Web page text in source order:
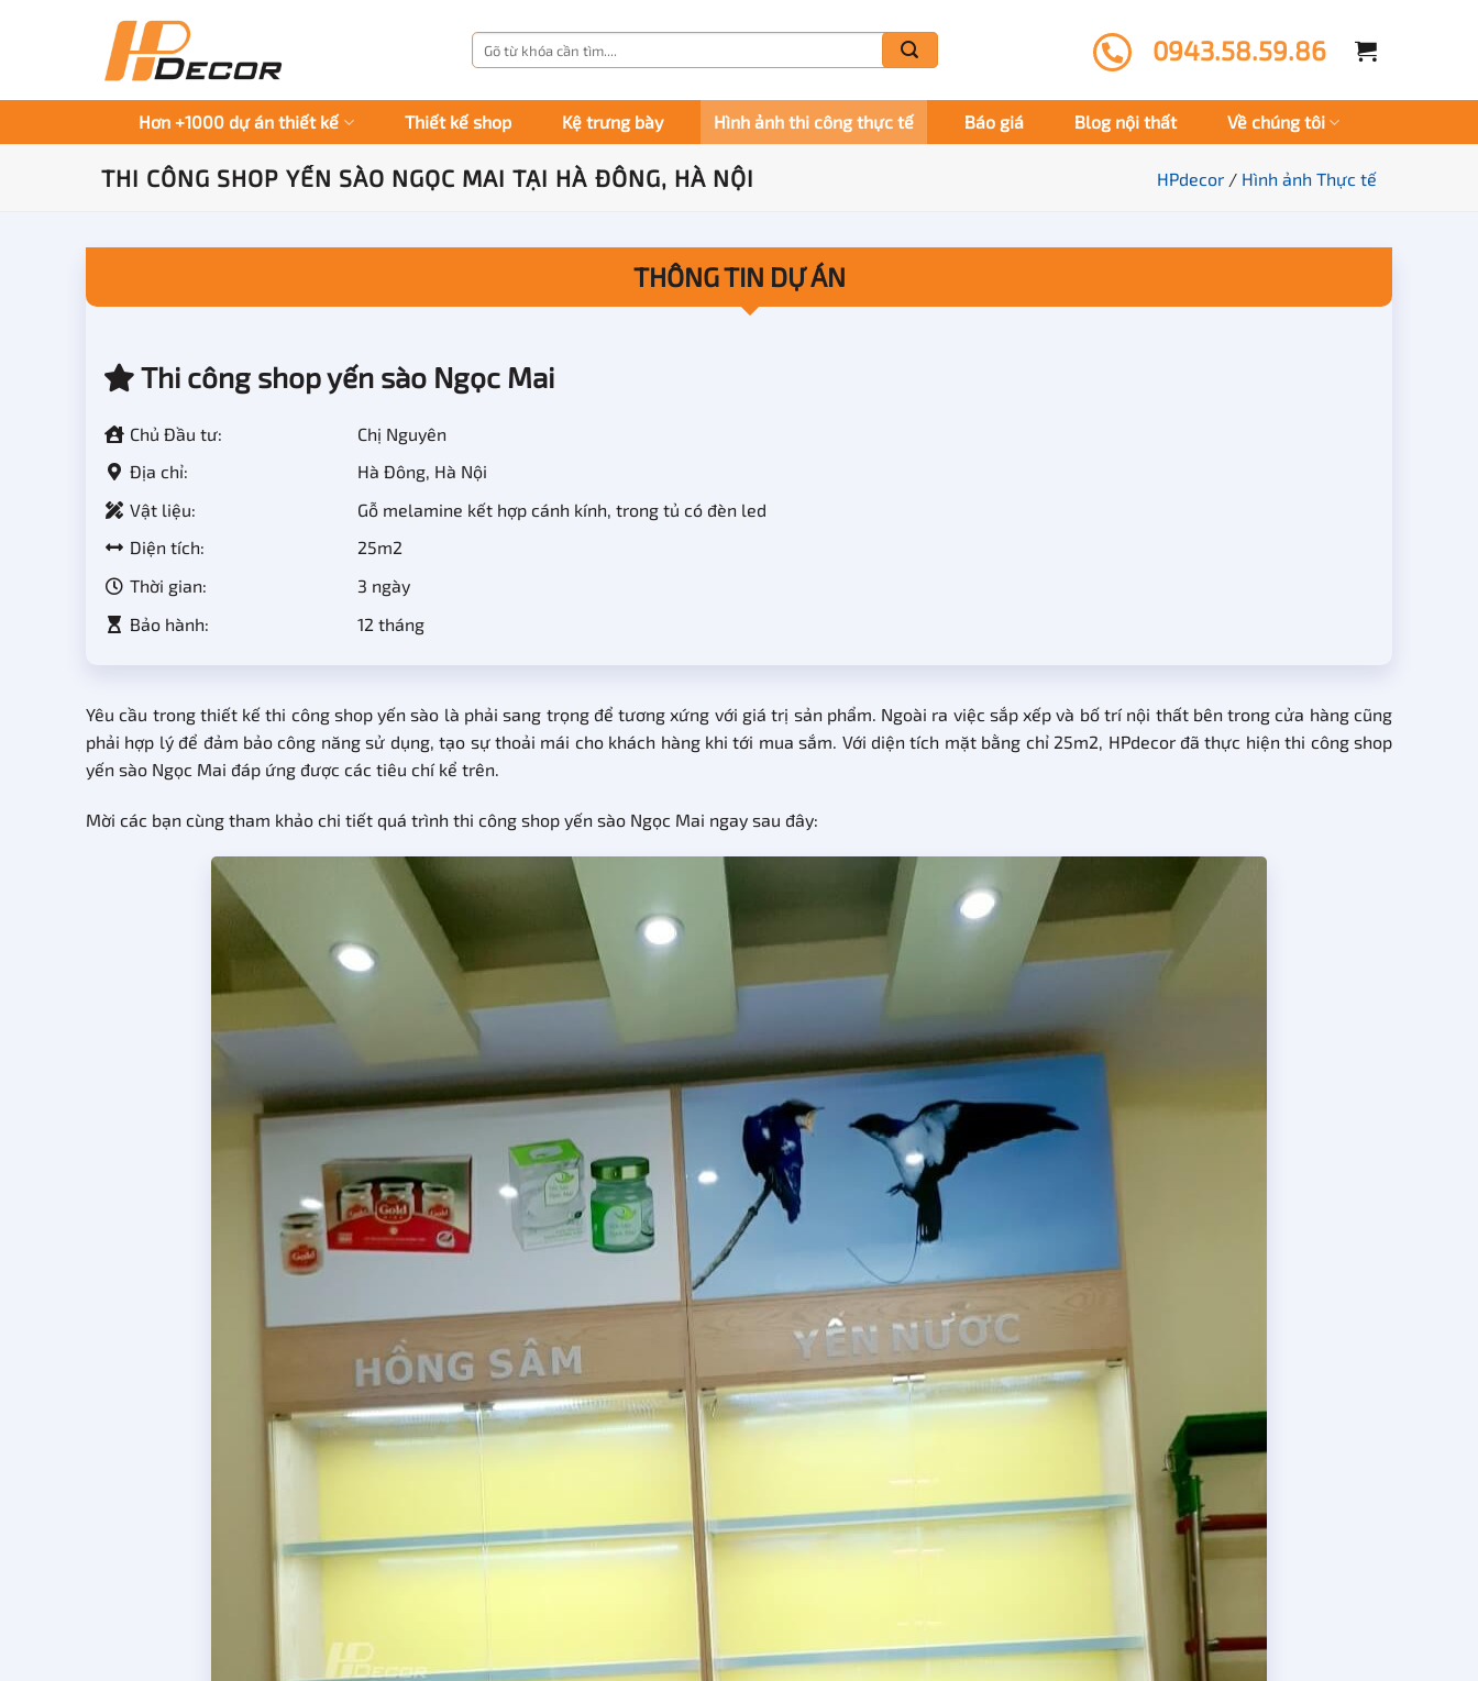
dung
Tìm
kiếm:
0943.58.59.86
Hơn +1000 dự án thiết kế Thiết kế shop Kệ trưng bày Hình ảnh thi công thực tế Báo giá Blog nội thất Về chúng tôi
THI CÔNG SHOP YẾN SÀO NGỌC MAI TẠI HÀ ĐÔNG, HÀ NỘI HPdecor / Hình ảnh Thực tế
THÔNG TIN DỰ ÁN
Thi công shop yến sào Ngọc Mai
Chủ Đầu tư:
Chị Nguyên
Địa chỉ:
Hà Đông, Hà Nội
Vật liệu:
Gỗ melamine kết hợp cánh kính, trong tủ có đèn led
Diện tích:
25m2
Thời gian:
3 ngày
Bảo hành:
12 tháng
Yêu cầu trong thiết kế thi công shop yến sào là phải sang trọng để tương xứng với giá trị sản phẩm. Ngoài ra việc sắp xếp và bố trí nội thất bên trong cửa hàng cũng
phải hợp lý để đảm bảo công năng sử dụng, tạo sự thoải mái cho khách hàng khi tới mua sắm. Với diện tích mặt bằng chỉ 25m2, HPdecor đã thực hiện thi công shop
yến sào Ngọc Mai đáp ứng được các tiêu chí kể trên.
Mời các bạn cùng tham khảo chi tiết quá trình thi công shop yến sào Ngọc Mai ngay sau đây: